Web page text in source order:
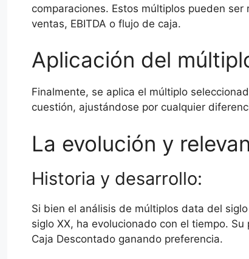
comparaciones. Estos múltiplos pueden
ventas, EBITDA o flujo de caja.
Aplicación del
Finalmente, se aplica el múltiplo
cuestión, ajustándose por cualquier
La evolución y
Historia y desarrollo:
Si bien el análisis de múltiplos data del
siglo XX, ha evolucionado con el tiempo.
Caja Descontado ganando preferencia.